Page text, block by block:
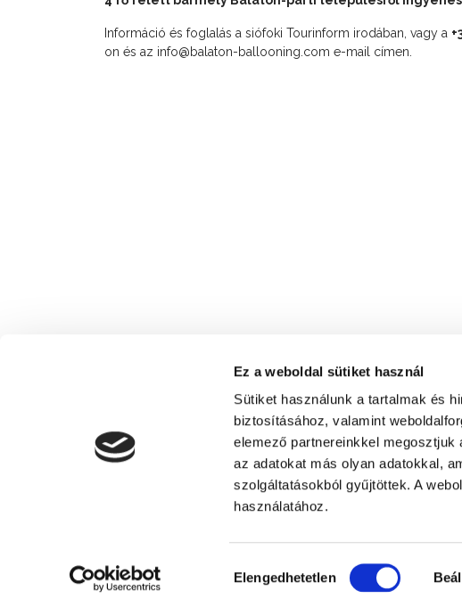
Ez a weboldal sütiket használ
Sütiket használunk a tartalmak és
biztosításához, valamint
elemező partnereinkkel
az adatokat más olyan adatokkal,
szolgáltatásokból gyűjtöttek. A
használatához.
kiválasztása
Elengedhetetlen
Információ és foglalás a siófoki Tourinform irodában, vagy a
on és az info@balaton-ballooning.com e-mail címen.
Siófoki Fürdőegylet - Turisztikai Egyesület
© Copyright 2018 | Minden jog fenntartva